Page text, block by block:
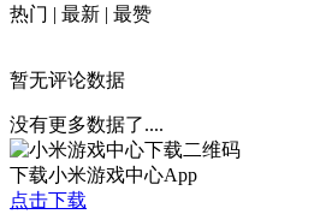
热门 | 最新 | 最赞
暂无评论数据
没有更多数据了....
下载小米游戏中心App
点击下载